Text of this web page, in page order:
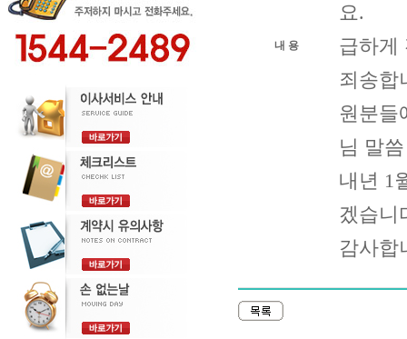
내 용
요.
급하게
죄송합
원분들
님 말
내년 1
겠습니
감사합